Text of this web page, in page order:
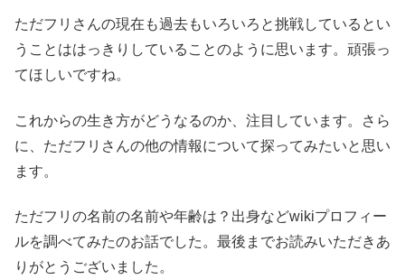
ただフリさんの現在も過去もいろいろと挑戦しているとい
うことははっきりしていることのように思います。頑張っ
てほしいですね。
これからの生き方がどうなるのか、注目しています。さら
に、ただフリさんの他の情報について探ってみたいと思い
ます。
ただフリの名前の名前や年齢は？出身などwikiプロフィー
ルを調べてみたのお話でした。最後までお読みいただきあ
りがとうございました。